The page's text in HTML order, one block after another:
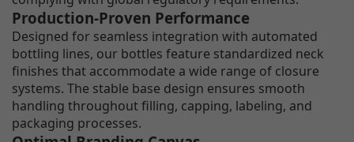
Production-Proven Performance
Designed for seamless integration with automated
bottling lines, our bottles feature standardized neck
finishes that accommodate a wide range of closure
systems. The stable base design ensures smooth
handling throughout filling, capping, labeling, and
packaging processes.